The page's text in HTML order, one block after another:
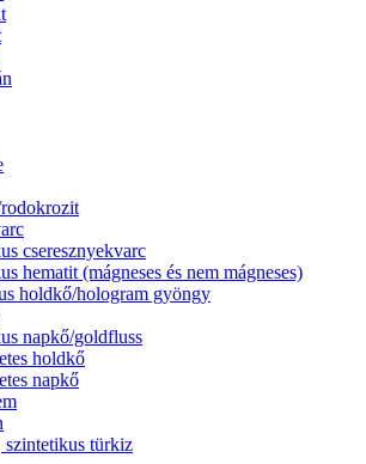
cseresznyekvarc
hematit (mágneses és nem mágneses)
holdkő/hologram gyöngy
napkő/goldfluss
holdkő
napkő
türkiz